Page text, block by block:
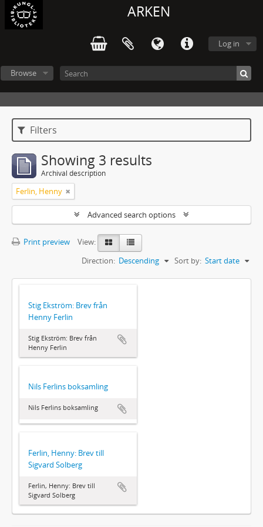
ARKEN
Log in
Browse
Filters
Showing 3 results
Archival description
Ferlin, Henny
Advanced search options
Print preview
View:
Sort by: Start date
Direction: Descending
Stig Ekström: Brev från
Henny Ferlin
Stig Ekström: Brev från
Henny Ferlin
Nils Ferlins boksamling
Nils Ferlins boksamling
Ferlin, Henny: Brev till
Sigvard Solberg
Ferlin, Henny: Brev till
Sigvard Solberg